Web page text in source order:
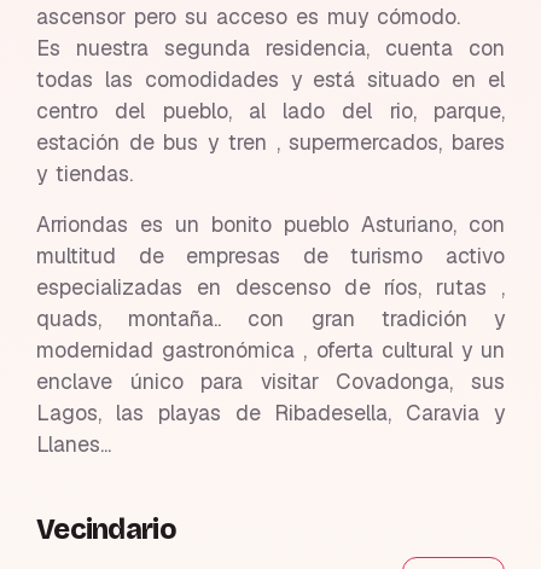
ascensor pero su acceso es muy cómodo.
Es nuestra segunda residencia, cuenta con
todas las comodidades y está situado en el
centro del pueblo, al lado del rio, parque,
estación de bus y tren , supermercados, bares
y tiendas.
Arriondas es un bonito pueblo Asturiano, con
multitud de empresas de turismo activo
especializadas en descenso de ríos, rutas ,
quads, montaña.. con gran tradición y
modernidad gastronómica , oferta cultural y un
enclave único para visitar Covadonga, sus
Lagos, las playas de Ribadesella, Caravia y
Llanes...
Vecindario